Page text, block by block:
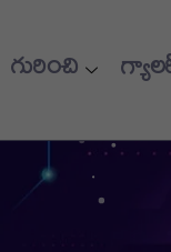
గురించి